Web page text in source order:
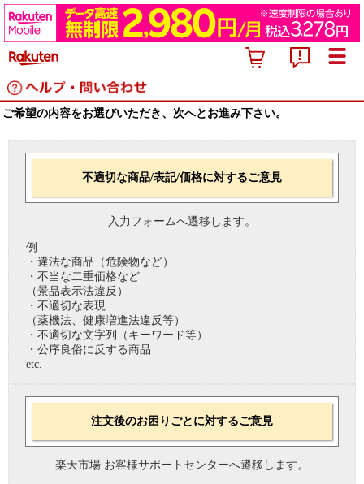
ご希望の内容をお選びいただき、次へとお進み下さい。
不適切な商品/表記/価格に対するご意見
入力フォームへ遷移します。
例
・違法な商品（危険物など）
・不当な二重価格など
（景品表示法違反）
・不適切な表現
（薬機法、健康増進法違反等）
・不適切な文字列（キーワード等）
・公序良俗に反する商品
etc.
注文後のお困りごとに対するご意見
楽天市場 お客様サポートセンターへ遷移します。